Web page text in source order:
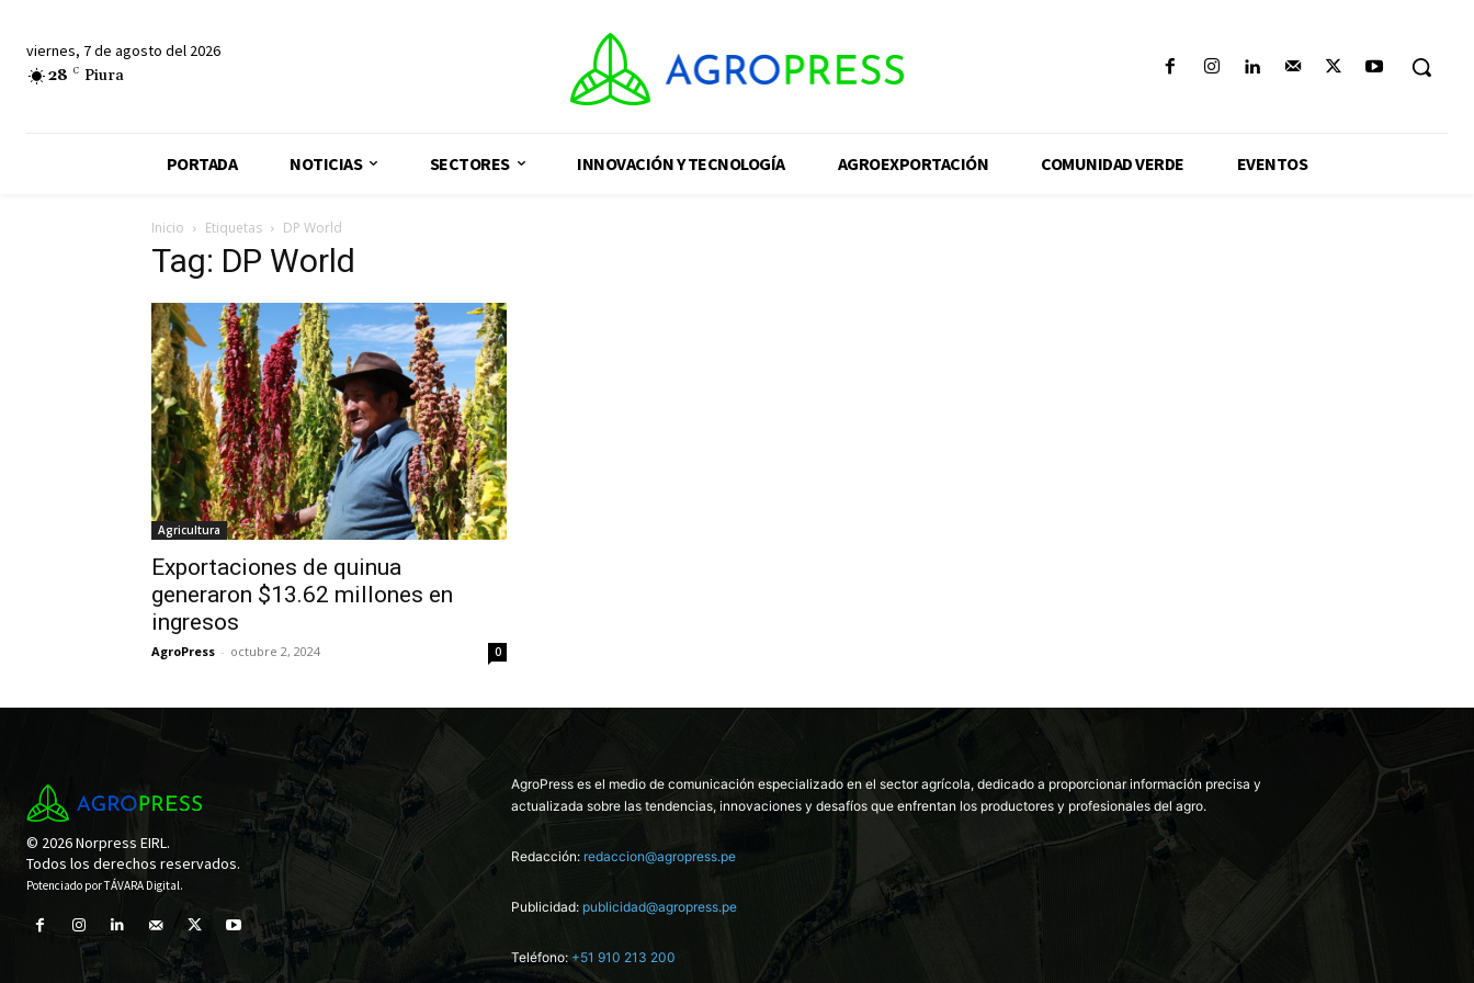
viernes, 7 de agosto del 2026
28 C Piura
PORTADA NOTICIAS SECTORES INNOVACIÓN Y TECNOLOGÍA AGROEXPORTACIÓN COMUNIDAD VERDE EVENTOS
Inicio Etiquetas DP World
Tag: DP World
Agricultura
Exportaciones de quinua
generaron $13.62 millones en
ingresos
AgroPress - octubre 2, 2024 0
© 2026 Norpress EIRL.
Todos los derechos reservados.
Potenciado porTÁVARA Digital.
AgroPress es el medio de comunicación especializado en el sector agrícola, dedicado a proporcionar información precisa y
actualizada sobre las tendencias, innovaciones y desafíos que enfrentan los productores y profesionales del agro.
Redacción: redaccion@agropress.pe
Publicidad: publicidad@agropress.pe
Teléfono: +51 910 213 200